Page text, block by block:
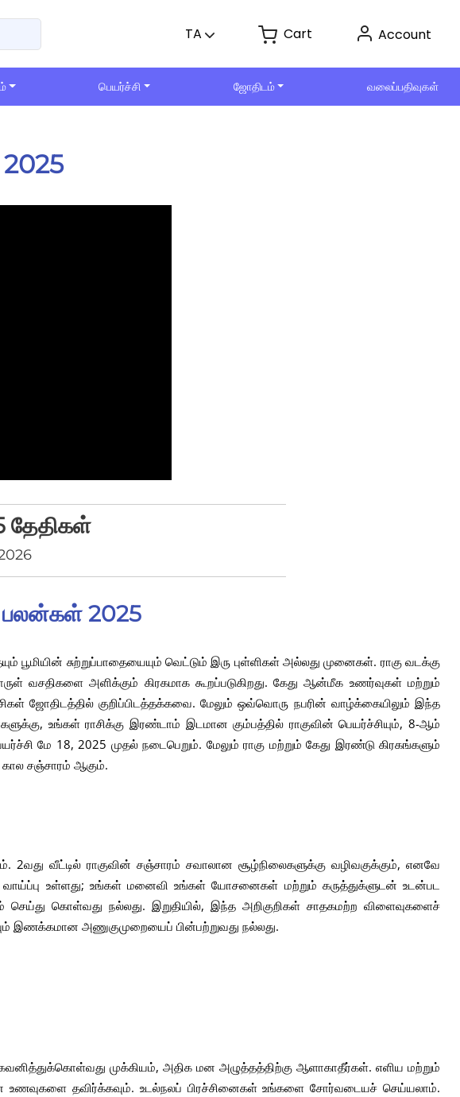
TA Cart Account
பெயர்ச்சி ஜோதிடம் வலைப்பதிவுகள்
2025
தேதிகள்
பலன்கள் 2025
பூமியின் சுற்றுப்பாதையையும் வெட்டும் இரு புள்ளிகள் அல்லது முனைகள். ராகு வடக்கு
வசதிகளை அளிக்கும் கிரகமாக கூறப்படுகிறது. கேது ஆன்மீக உணர்வுகள் மற்றும்
ஜோதிடத்தில் குறிப்பிடத்தக்கவை. மேலும் ஒவ்வொரு நபரின் வாழ்க்கையிலும் இந்த
உங்கள் ராசிக்கு இரண்டாம் இடமான கும்பத்தில் ராகுவின் பெயர்ச்சியும், 8-ஆம்
மே 18, 2025 முதல் நடைபெறும். மேலும் ராகு மற்றும் கேது இரண்டு கிரகங்களும்
கால சஞ்சாரம் ஆகும்.
வீட்டில் ராகுவின் சஞ்சாரம் சவாலான சூழ்நிலைகளுக்கு வழிவகுக்கும், எனவே
உள்ளது; உங்கள் மனைவி உங்கள் யோசனைகள் மற்றும் கருத்துக்ளுடன் உடன்பட
செய்து கொள்வது நல்லது. இறுதியில், இந்த அறிகுறிகள் சாதகமற்ற விளைவுகளைச்
இணக்கமான அணுகுமுறையைப் பின்பற்றுவது நல்லது.
முக்கியம், அதிக மன அழுத்தத்திற்கு ஆளாகாதீர்கள். எளிய மற்றும்
உணவுகளை தவிர்க்கவும். உடல்நலப் பிரச்சினைகள் உங்களை சோர்வடையச் செய்யலாம்.